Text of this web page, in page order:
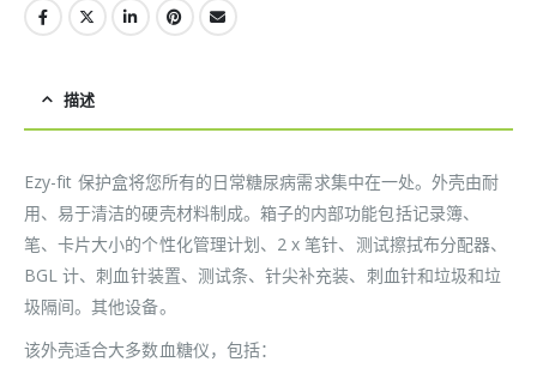
描述
Ezy-fit 保护盒将您所有的日常糖尿病需求集中在一处。外壳由耐
用、易于清洁的硬壳材料制成。箱子的内部功能包括记录簿、
笔、卡片大小的个性化管理计划、2 x 笔针、测试擦拭布分配器、
BGL 计、刺血针装置、测试条、针尖补充装、刺血针和垃圾和垃
圾隔间。其他设备。
该外壳适合大多数血糖仪，包括：